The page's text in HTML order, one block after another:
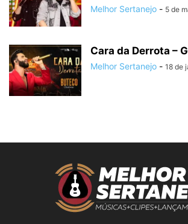
Melhor Sertanejo - 5 de
Cara da Derrota –
Melhor Sertanejo - 18 de